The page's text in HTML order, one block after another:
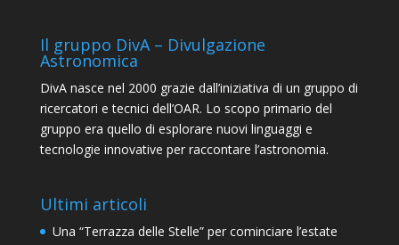
Il gruppo DivA – Divulgazione
Astronomica
DivA nasce nel 2000 grazie dall’iniziativa di un gruppo di
ricercatori e tecnici dell’OAR. Lo scopo primario del
gruppo era quello di esplorare nuovi linguaggi e
tecnologie innovative per raccontare l’astronomia.
Ultimi articoli
Una “Terrazza delle Stelle” per cominciare l’estate